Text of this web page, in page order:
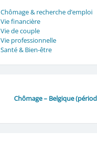
Chômage & recherche d’emploi
Vie financière
Vie de couple
Vie professionnelle
Santé & Bien-être
Chômage – Belgique